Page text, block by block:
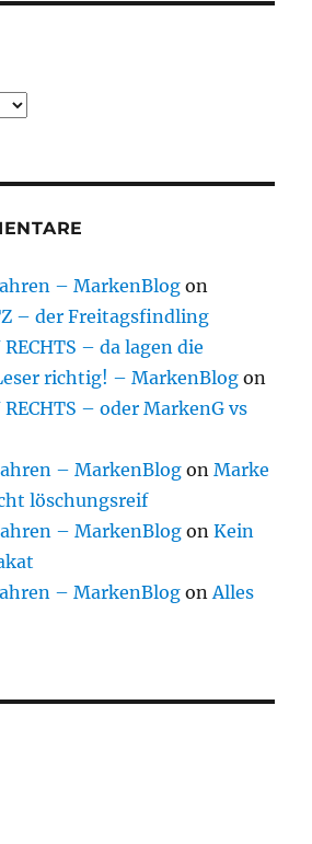
– MarkenBlog on
– der Freitagsfindling
RECHTS – da lagen die
richtig! – MarkenBlog on
RECHTS – oder MarkenG vs
– MarkenBlog onMarke
löschungsreif
– MarkenBlog onKein
– MarkenBlog onAlles